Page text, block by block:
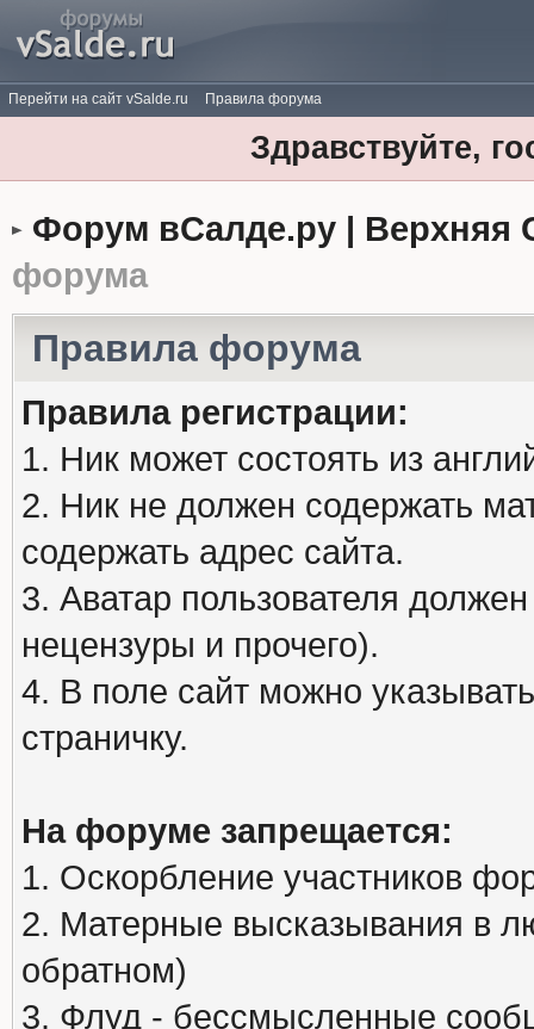
Перейти на сайт vSalde.ru Правила форума
Здравствуйте,
Форум вСалде.ру | Верхняя
форума
Правила форума
Правила регистрации:
1. Ник может состоять из
2. Ник не должен содержать
содержать адрес сайта.
3. Аватар пользователя
нецензуры и прочего).
4. В поле сайт можно
страничку.
На форуме запрещается:
1. Оскорбление участников
2. Матерные высказывания в
обратном)
3. Флуд - бессмысленные